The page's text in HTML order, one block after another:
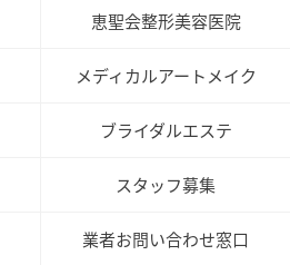
恵聖会整形美容医院
メディカルアートメイク
ブライダルエステ
スタッフ募集
業者お問い合わせ窓口